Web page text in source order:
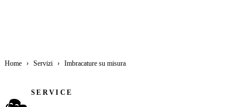
Home › Servizi › Imbracature su misura
SERVICE